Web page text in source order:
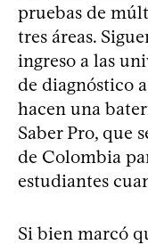
pruebas de
tres áreas.
ingreso a las
de diagnóstico
hacen una
Saber Pro, que
de Colombia
estudiantes
Si bien marcó